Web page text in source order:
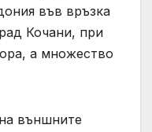
във връзка
Кочани, при
а множество
външните